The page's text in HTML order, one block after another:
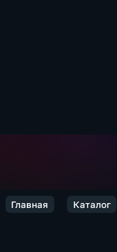
Главная Каталог